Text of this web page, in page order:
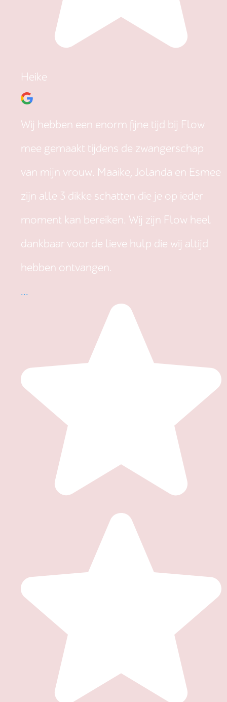
Heike
Wij hebben een enorm fijne tijd bij Flow
mee gemaakt tijdens de zwangerschap
van mijn vrouw. Maaike, Jolanda en Esmee
zijn alle 3 dikke schatten die je op ieder
moment kan bereiken. Wij zijn Flow heel
dankbaar voor de lieve hulp die wij altijd
hebben ontvangen.
...